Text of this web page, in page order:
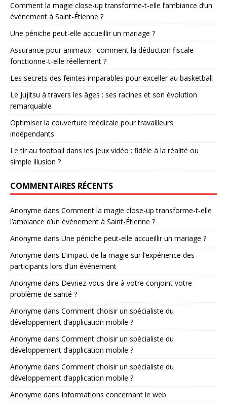
Comment la magie close-up transforme-t-elle l’ambiance d’un
événement à Saint-Étienne ?
Une péniche peut-elle accueillir un mariage ?
Assurance pour animaux : comment la déduction fiscale
fonctionne-t-elle réellement ?
Les secrets des feintes imparables pour exceller au basketball
Le Jujitsu à travers les âges : ses racines et son évolution
remarquable
Optimiser la couverture médicale pour travailleurs
indépendants
Le tir au football dans les jeux vidéo : fidèle à la réalité ou
simple illusion ?
COMMENTAIRES RÉCENTS
Anonyme dans Comment la magie close-up transforme-t-elle
l’ambiance d’un événement à Saint-Étienne ?
Anonyme dans Une péniche peut-elle accueillir un mariage ?
Anonyme dans L’impact de la magie sur l’expérience des
participants lors d’un événement
Anonyme dans Devriez-vous dire à votre conjoint votre
problème de santé ?
Anonyme dans Comment choisir un spécialiste du
développement d’application mobile ?
Anonyme dans Comment choisir un spécialiste du
développement d’application mobile ?
Anonyme dans Comment choisir un spécialiste du
développement d’application mobile ?
Anonyme dans Informations concernant le web